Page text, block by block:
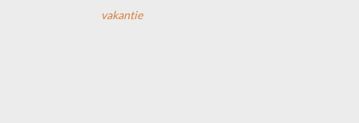
vakantie